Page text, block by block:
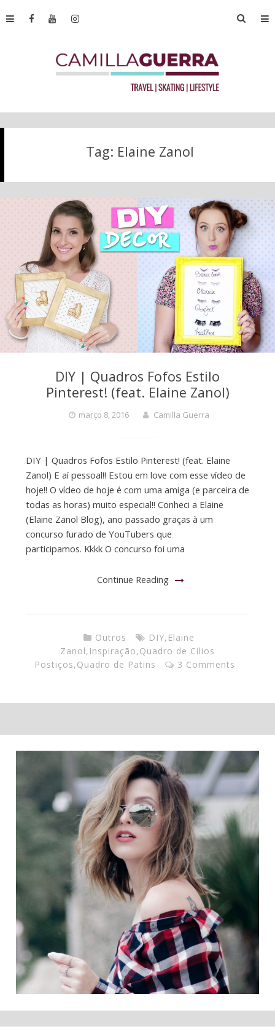
Tag: Elaine Zanol
DIY | Quadros Fofos Estilo
Pinterest! (feat. Elaine Zanol)
março 8, 2016 Camilla Guerra
DIY | Quadros Fofos Estilo Pinterest! (feat. Elaine
Zanol) E aí pessoal!! Estou em love com esse vídeo de
hoje!! O vídeo de hoje é com uma amiga (e parceira de
todas as horas) muito especial!! Conheci a Elaine
(Elaine Zanol Blog), ano passado graças à um
concurso furado de YouTubers que
participamos. Kkkk O concurso foi uma
Continue Reading
Outros DIY, Elaine
Zanol, Inspiração,Quadro de Cílios
Postiços,Quadro de Patins 3 Comments